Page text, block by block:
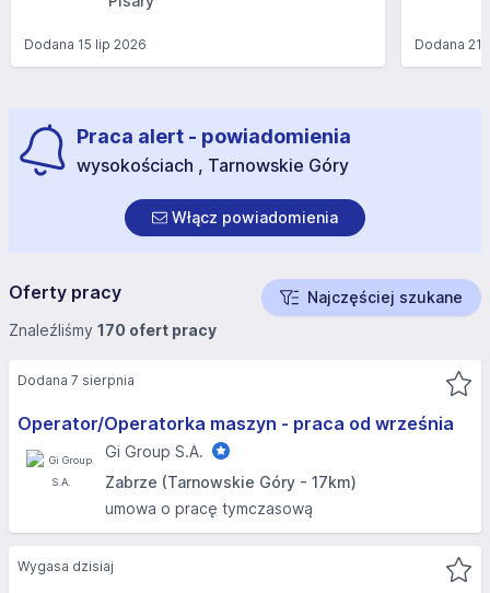
Dodana 15 lip 2026 Dodana21
Praca alert - powiadomienia
wysokościach , Tarnowskie Góry
Włącz powiadomienia
Oferty pracy
Najczęściej szukane
Znaleźliśmy 170 ofert pracy
Operator/Operatorka maszyn - praca od września
Gi Group S.A.
Zabrze (Tarnowskie Góry - 17km)
umowa o pracę tymczasową
Dodana 7 sierpnia
Wygasa dzisiaj